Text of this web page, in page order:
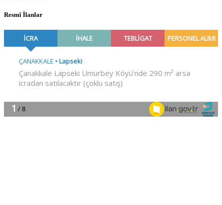
Resmî İlanlar